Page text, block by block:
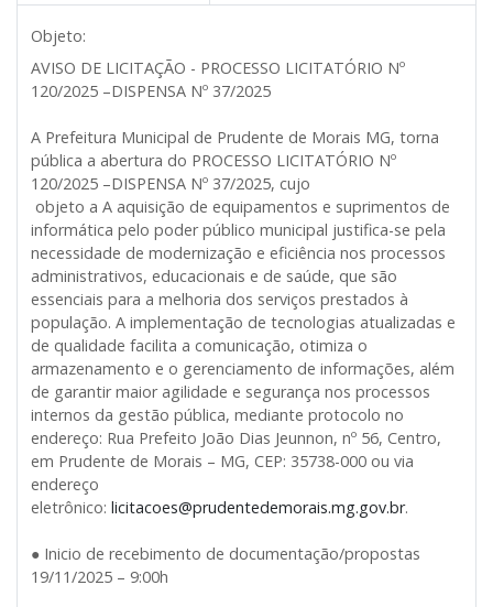
Objeto:
AVISO DE LICITAÇÃO - PROCESSO LICITATÓRIO Nº
120/2025 –DISPENSA Nº 37/2025
A Prefeitura Municipal de Prudente de Morais MG, torna
pública a abertura do PROCESSO LICITATÓRIO Nº
120/2025 –DISPENSA Nº 37/2025, cujo
objeto a A aquisição de equipamentos e suprimentos de
informática pelo poder público municipal justifica-se pela
necessidade de modernização e eficiência nos processos
administrativos, educacionais e de saúde, que são
essenciais para a melhoria dos serviços prestados à
população. A implementação de tecnologias atualizadas e
de qualidade facilita a comunicação, otimiza o
armazenamento e o gerenciamento de informações, além
de garantir maior agilidade e segurança nos processos
internos da gestão pública, mediante protocolo no
endereço: Rua Prefeito João Dias Jeunnon, nº 56, Centro,
em Prudente de Morais – MG, CEP: 35738-000 ou via
endereço
eletrônico: licitacoes@prudentedemorais.mg.gov.br.
● Inicio de recebimento de documentação/propostas
19/11/2025 – 9:00h